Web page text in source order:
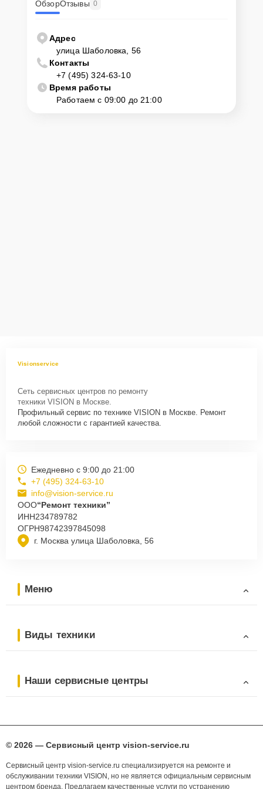
ОбзорОтзывы 0
Адрес
улица Шаболовка, 56
Контакты
+7 (495) 324-63-10
Время работы
Работаем с 09:00 до 21:00
Visionservice
Сеть сервисных центров по ремонту
техники VISION в Москве.
Профильный сервис по технике VISION в Москве. Ремонт
любой сложности с гарантией качества.
г. Москва улица Шаболовка, 56
Ежедневно с 9:00 до 21:00
+7 (495) 324-63-10
info@vision-service.ru
ООО“Ремонт техники”
ИНН234789782
ОГРН98742397845098
Меню
Виды техники
Наши сервисные центры
© 2026 — Сервисный центр vision-service.ru
Сервисный центр vision-service.ru специализируется на ремонте и
обслуживании техники VISION, но не является официальным сервисным
центром бренда. Предлагаем качественные услуги по устранению